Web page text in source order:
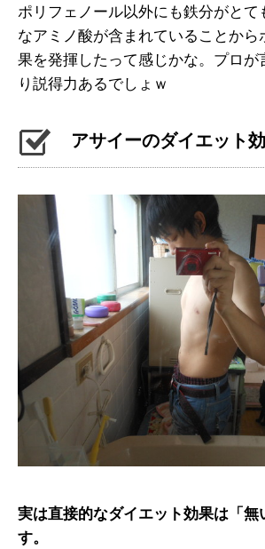
ポリフェノール以外にも鉄分がとて
なアミノ酸が含まれていることから
果を発揮したって感じかな。プロが
り説得力あるでしょｗ
アサイーのダイエット
実は直接的なダイエット効果は「無
す。